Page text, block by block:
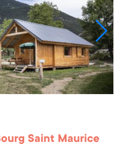
Saint Maurice